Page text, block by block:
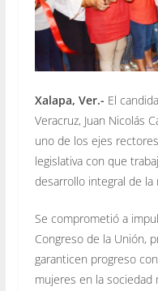
Xalapa, Ver.- El
Veracruz, Juan Nicolás
uno de los ejes
legislativa con que
desarrollo integral de la
Se comprometió a
Congreso de la Unión,
garanticen progreso
mujeres en la sociedad